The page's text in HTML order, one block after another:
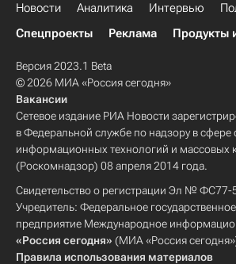
Новости Аналитика Интервью
Спецпроекты
Реклама Продукты
Версия 2023.1 Beta
© 2026 МИА «Россия сегодня»
Вакансии
Сетевое издание РИА Новости
в Федеральной службе по надзору в сфере
информационных технологий и массовых
(Роскомнадзор) 08 апреля 2014 года.
Свидетельство о регистрации Эл № ФС77-
Учредитель: Федеральное
предприятие Международное
«Россия сегодня» (МИА «Россия
Правила использования материалов